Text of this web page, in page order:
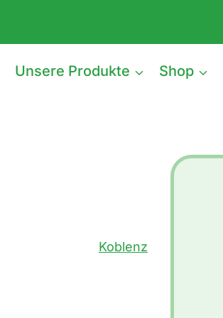
Unsere Produkte Shop
Koblenz